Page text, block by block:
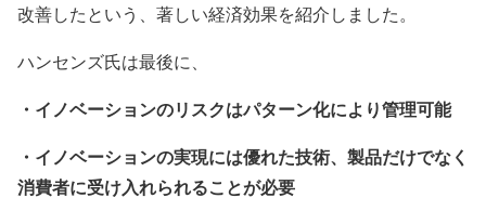
改善したという、著しい経済効果を紹介しました。
ハンセンズ氏は最後に、
・イノベーションのリスクはパターン化により管理可能
・イノベーションの実現には優れた技術、製品だけでなく
消費者に受け入れられることが必要